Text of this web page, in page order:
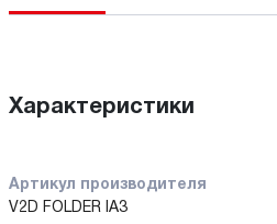
Характеристики
Артикул производителя
V2D FOLDER IA3